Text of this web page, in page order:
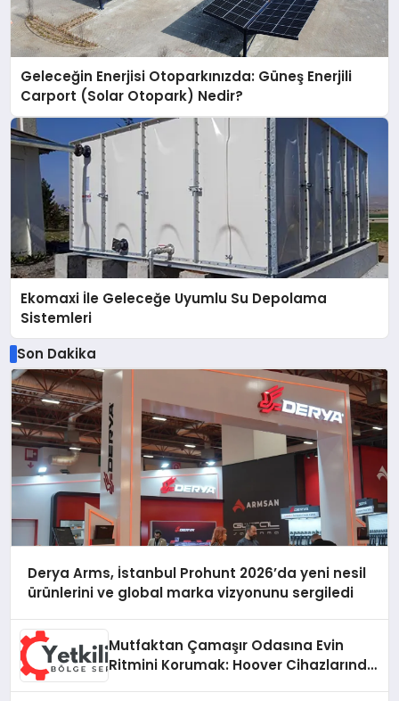
Geleceğin Enerjisi Otoparkınızda: Güneş Enerjili
Carport (Solar Otopark) Nedir?
Ekomaxi İle Geleceğe Uyumlu Su Depolama
Sistemleri
Son Dakika
Derya Arms, İstanbul Prohunt 2026’da yeni nesil
ürünlerini ve global marka vizyonunu sergiledi
Mutfaktan Çamaşır Odasına Evin
Ritmini Korumak: Hoover Cihazlarında